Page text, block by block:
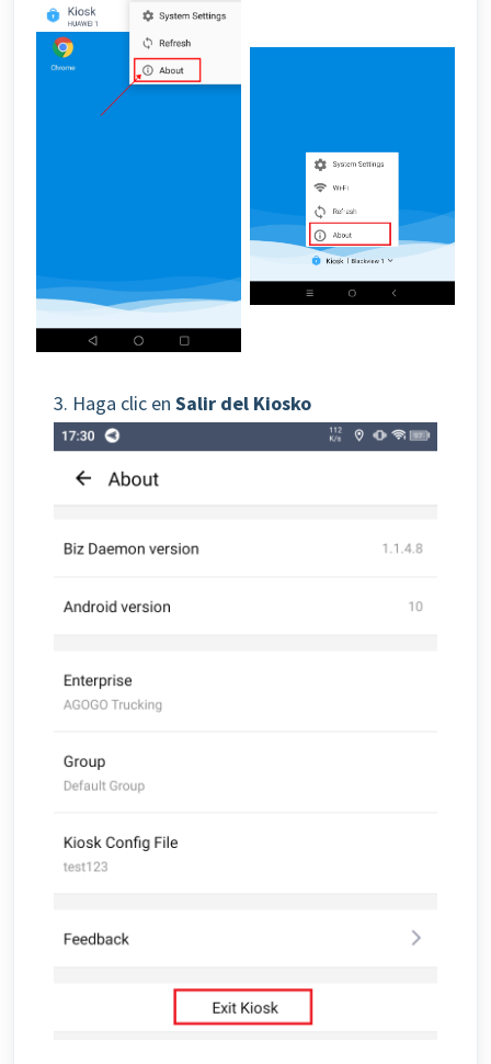
3. Haga clic en Salir del Kiosko